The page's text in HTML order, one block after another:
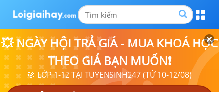
💥 NGÀY HỘI TRẢ GIÁ - MUA KHOÁ HỌC
THEO GIÁ BẠN MUỐN❗
🎯 LỚP 1-12 TẠI TUYENSINH247 (TỪ 10-12/08)